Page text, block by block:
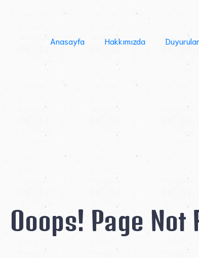
Anasayfa Hakkımızda Duyurular
Ooops! Page Not